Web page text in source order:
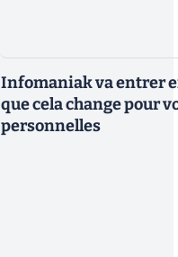
Infomaniak va entrer
que cela change pour
personnelles